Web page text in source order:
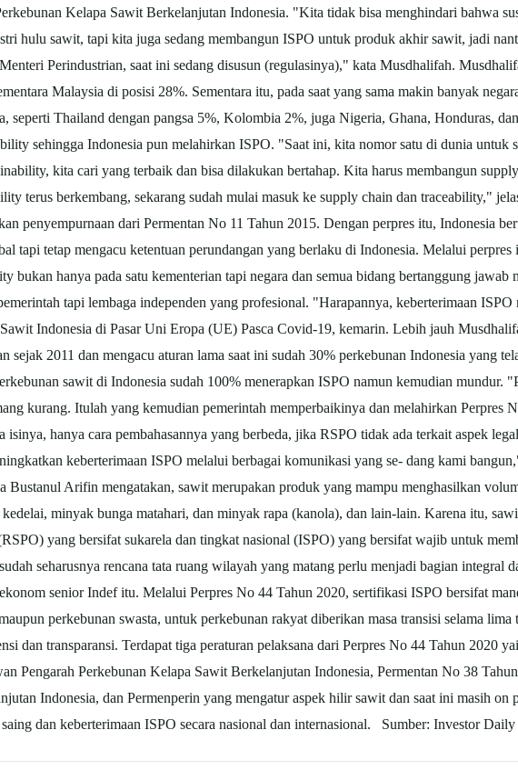
Kelapa Sawit Berkelanjutan Indonesia. "Kita tidak bisa menghindari bahwa
hulu sawit, tapi kita juga sedang membangun ISPO untuk produk akhir sawit, jadi
Perindustrian, saat ini sedang disusun (regulasinya)," kata Musdhalifah.
Malaysia di posisi 28%. Sementara itu, pada saat yang sama makin banyak
seperti Thailand dengan pangsa 5%, Kolombia 2%, juga Nigeria, Ghana, Honduras,
sehingga Indonesia pun melahirkan ISPO. "Saat ini, kita nomor satu di dunia untuk
kita cari yang terbaik dan bisa dilakukan bertahap. Kita harus membangun
terus berkembang, sekarang sudah mulai masuk ke supply chain dan traceability,"
penyempurnaan dari Permentan No 11 Tahun 2015. Dengan perpres itu, Indonesia
tapi tetap mengacu ketentuan perundangan yang berlaku di Indonesia. Melalui perpres
bukan hanya pada satu kementerian tapi negara dan semua bidang bertanggung jawab
tapi lembaga independen yang profesional. "Harapannya, keberterimaan ISPO
Indonesia di Pasar Uni Eropa (UE) Pasca Covid-19, kemarin. Lebih jauh
2011 dan mengacu aturan lama saat ini sudah 30% perkebunan Indonesia yang
sawit di Indonesia sudah 100% menerapkan ISPO namun kemudian mundur.
kurang. Itulah yang kemudian pemerintah memperbaikinya dan melahirkan Perpres
hanya cara pembahasannya yang berbeda, jika RSPO tidak ada terkait aspek
keberterimaan ISPO melalui berbagai komunikasi yang se- dang kami
Arifin mengatakan, sawit merupakan produk yang mampu menghasilkan
minyak bunga matahari, dan minyak rapa (kanola), dan lain-lain. Karena itu,
yang bersifat sukarela dan tingkat nasional (ISPO) yang bersifat wajib untuk
seharusnya rencana tata ruang wilayah yang matang perlu menjadi bagian integral
senior Indef itu. Melalui Perpres No 44 Tahun 2020, sertifikasi ISPO bersifat
perkebunan swasta, untuk perkebunan rakyat diberikan masa transisi selama lima
dan transparansi. Terdapat tiga peraturan pelaksana dari Perpres No 44 Tahun 2020
Pengarah Perkebunan Kelapa Sawit Berkelanjutan Indonesia, Permentan No 38
Indonesia, dan Permenperin yang mengatur aspek hilir sawit dan saat ini masih on
dan keberterimaan ISPO secara nasional dan internasional. Sumber: Investor